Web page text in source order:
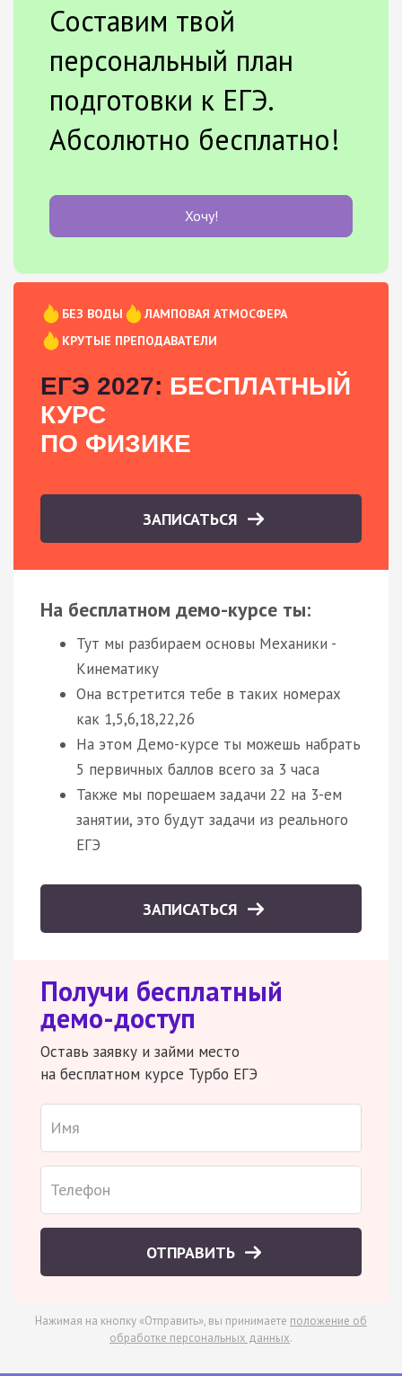
Составим твой
персональный план
подготовки к ЕГЭ.
Абсолютно бесплатно!
Хочу!
БЕЗ ВОДЫ
ЛАМПОВАЯ АТМОСФЕРА
КРУТЫЕ ПРЕПОДАВАТЕЛИ
ЕГЭ 2027: БЕСПЛАТНЫЙ
КУРС
ПО ФИЗИКЕ
ЗАПИСАТЬСЯ
На бесплатном демо-курсе ты:
Тут мы разбираем основы Механики -
Кинематику
Она встретится тебе в таких номерах
как 1,5,6,18,22,26
На этом Демо-курсе ты можешь набрать
5 первичных баллов всего за 3 часа
Также мы порешаем задачи 22 на 3-ем
занятии, это будут задачи из реального
ЕГЭ
ЗАПИСАТЬСЯ
Получи бесплатный
демо-доступ
Оставь заявку и займи место
на бесплатном курсе Турбо ЕГЭ
ОТПРАВИТЬ
Нажимая на кнопку «Отправить», вы принимаете положение об
обработке персональных данных.